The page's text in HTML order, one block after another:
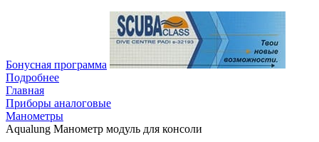
Бонусная программа
Подробнее
Главная
Приборы аналоговые
Манометры
Aqualung Манометр модуль для консоли